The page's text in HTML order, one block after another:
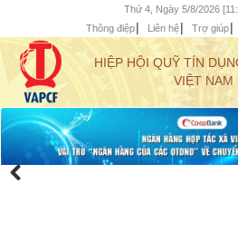
Thứ 4, Ngày 5/8/2026
Thông điệp
Liên hệ Trợ giúp
HIỆP HỘI QUỸ TÍN
VIỆT NAM